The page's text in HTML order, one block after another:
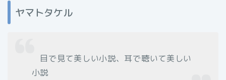
ヤマトタケル
目で見て美しい小説、耳で聴いて美しい
小説